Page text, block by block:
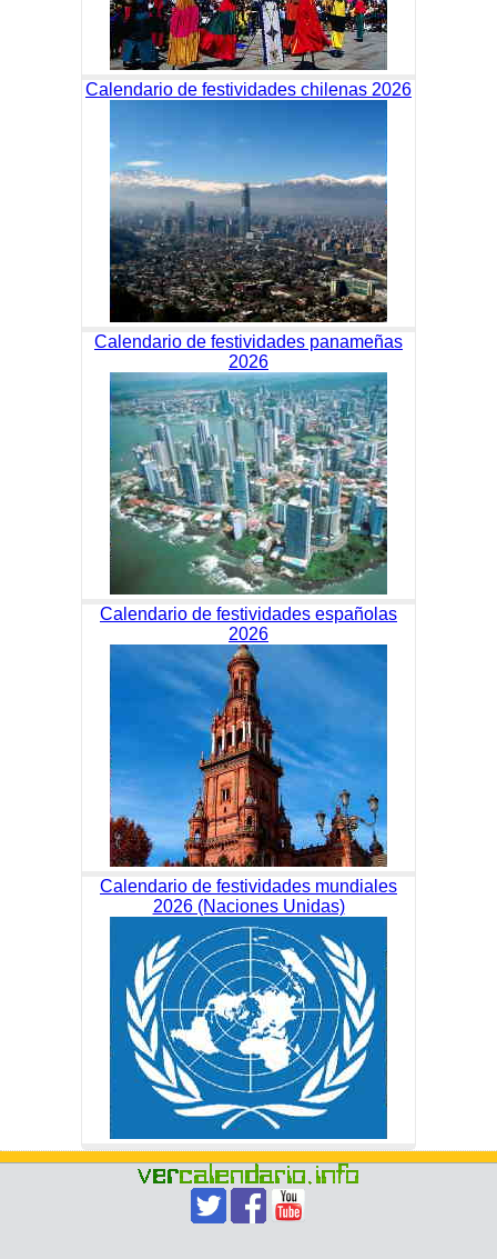
Calendario de festividades chilenas 2026
Calendario de festividades panameñas
2026
Calendario de festividades españolas
2026
Calendario de festividades mundiales
2026 (Naciones Unidas)